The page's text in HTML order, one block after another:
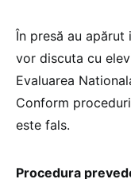
În presă au
vor discuta cu
Evaluarea
Conform
este fals.
Procedura